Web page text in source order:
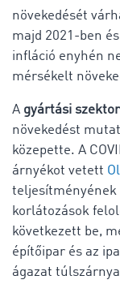
növekedését
majd 2021-ben
infláció enyhén
mérsékelt
A gyártási szektor
növekedést
közepette. A
árnyékot vetett
teljesítményének
korlátozások
következett be,
építőipar és az
ágazat